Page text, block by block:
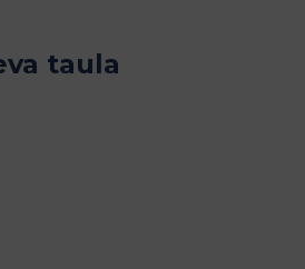
taula